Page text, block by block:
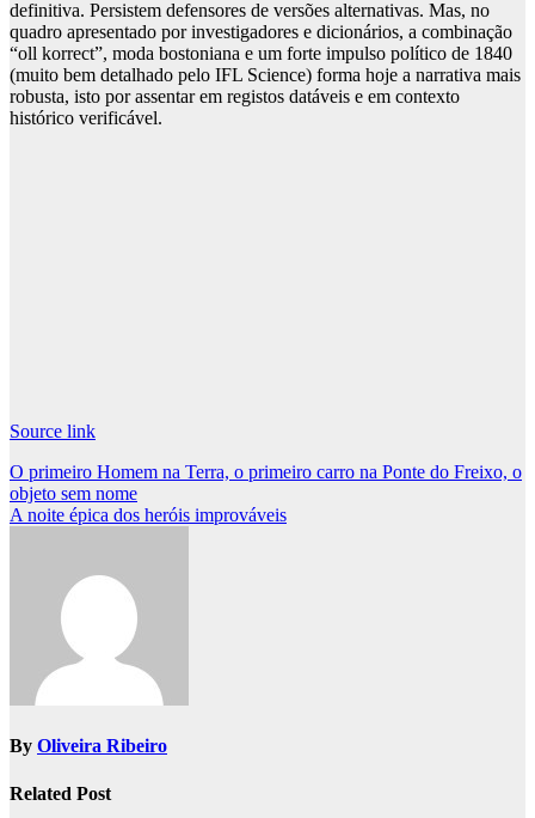
definitiva. Persistem defensores de versões alternativas. Mas, no
quadro apresentado por investigadores e dicionários, a combinação
“oll korrect”, moda bostoniana e um forte impulso político de 1840
(muito bem detalhado pelo IFL Science) forma hoje a narrativa mais
robusta, isto por assentar em registos datáveis ​​e em contexto
histórico verificável.
Source link
Post
navigation
O primeiro Homem na Terra, o primeiro carro na Ponte do Freixo, o
objeto sem nome
A noite épica dos heróis improváveis
By Oliveira Ribeiro
Related Post